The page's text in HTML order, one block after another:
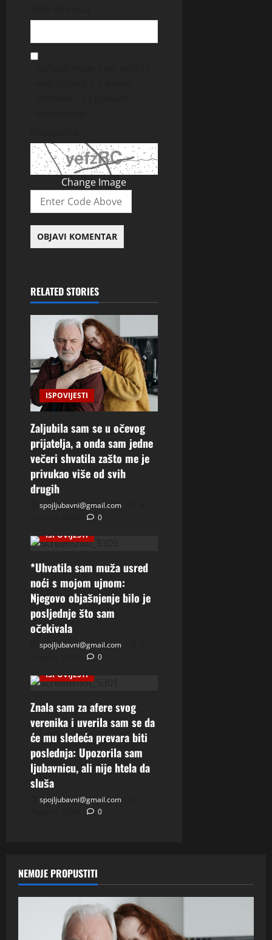
Change Image
RELATED STORIES
ISPOVIJESTI
Zaljubila sam se u očevog
prijatelja, a onda sam jedne
večeri shvatila zašto me je
privukao više od svih
drugih
spojljubavni@gmail.com
0
ISPOVIJESTI
*Uhvatila sam muža usred
noći s mojom ujnom:
Njegovo objašnjenje bilo je
posljednje što sam
očekivala
spojljubavni@gmail.com
0
ISPOVIJESTI
Znala sam za afere svog
verenika i uverila sam se da
će mu sledeća prevara biti
poslednja: Upozorila sam
ljubavnicu, ali nije htela da
sluša
spojljubavni@gmail.com
0
NEMOJE PROPUSTITI